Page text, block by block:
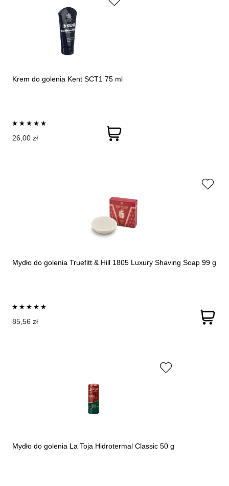
Krem do golenia Kent SCT1 75 ml
26,00 zł
Mydło do golenia Truefitt & Hill 1805 Luxury Shaving Soap 99 g
85,56 zł
Mydło do golenia La Toja Hidrotermal Classic 50 g